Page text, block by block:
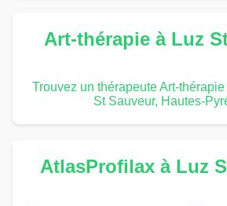
Art-thérapie à Luz
Trouvez un thérapeute Art-
St Sauveur, Hautes-
AtlasProfilax à Luz